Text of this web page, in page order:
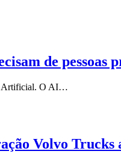
de pessoas
Artificial. O AI…
Volvo Trucks